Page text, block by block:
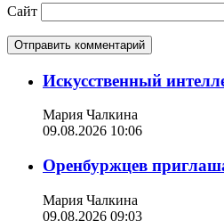
Сайт
Искусственный
Мария Чалкина
09.08.2026 10:06
Оренбуржцев
Мария Чалкина
09.08.2026 09:03